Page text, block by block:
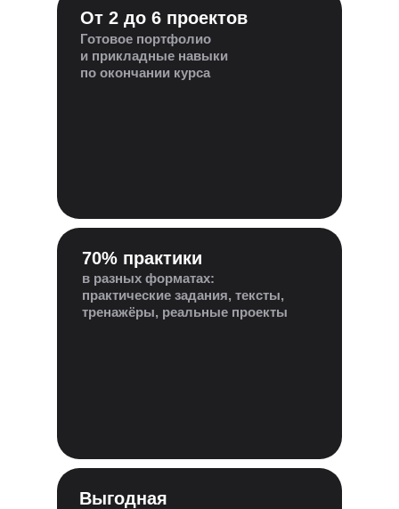
От 2 до 6 проектов
Готовое портфолио
и прикладные навыки
по окончании курса
70% практики
в разных форматах:
практические задания, тексты,
тренажёры, реальные проекты
Выгодная